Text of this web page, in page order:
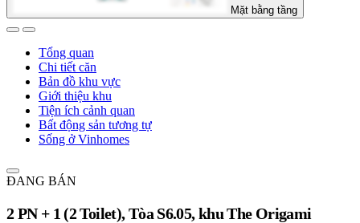
Mặt bằng tầng
Tổng quan
Chi tiết căn
Bản đồ khu vực
Giới thiệu khu
Tiện ích cảnh quan
Bất động sản tương tự
Sống ở Vinhomes
ĐANG BÁN
2 PN + 1 (2 Toilet), Tòa S6.05, khu The Origami